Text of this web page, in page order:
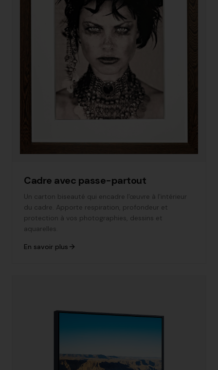
Cadre avec passe-partout
Un carton biseauté qui encadre l'œuvre à l'intérieur
du cadre. Apporte respiration, profondeur et
protection à vos photographies, dessins et
aquarelles.
En savoir plus